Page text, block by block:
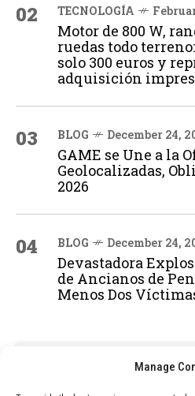
Manage
02 TECNOLOGÍA
Motor de 800 W,
ruedas todo
solo 300 euros y
adquisición
03 BLOG December 24,
GAME se Une a la
Geolocalizadas,
2026
04 BLOG December 24,
Devastadora
de Ancianos de
Menos Dos